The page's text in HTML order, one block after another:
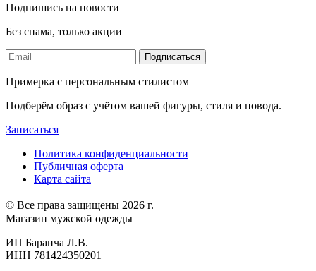
Подпишись на новости
Без спама, только акции
Подписаться
Примерка с персональным стилистом
Подберём образ с учётом вашей фигуры, стиля и повода.
Записаться
Политика конфиденциальности
Публичная оферта
Карта сайта
© Все права защищены 2026 г.
Магазин мужской одежды
ИП Баранча Л.В.
ИНН 781424350201